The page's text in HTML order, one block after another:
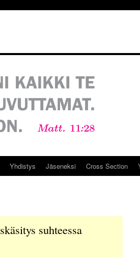
Yhdistys Jäseneksi Cross Section
suhteessa